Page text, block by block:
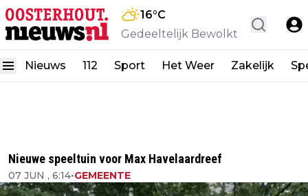
16°C
Gedeeltelijk Bewolkt
Nieuws 112 Sport Het Weer Zakelijk
Nieuwe speeltuin voor Max Havelaardreef
07 JUN , 6:14•GEMEENTE